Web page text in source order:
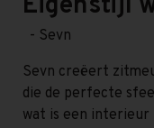
- Sevn
Sevn creëert
die de perfecte
wat is een interieur